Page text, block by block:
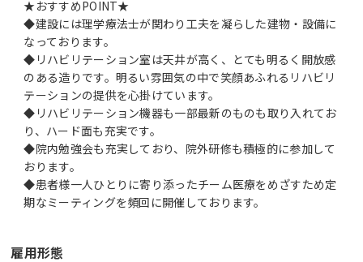
★おすすめPOINT★
◆建設には理学療法士が関わり工夫を凝らした建物・設備に
なっております。
◆リハビリテーション室は天井が高く、とても明るく開放感
のある造りです。明るい雰囲気の中で笑顔あふれるリハビリ
テーションの提供を心掛けています。
◆リハビリテーション機器も一部最新のものも取り入れてお
り、ハード面も充実です。
◆院内勉強会も充実しており、院外研修も積極的に参加して
おります。
◆患者様一人ひとりに寄り添ったチーム医療をめざすため定
期なミーティングを頻回に開催しております。
雇用形態